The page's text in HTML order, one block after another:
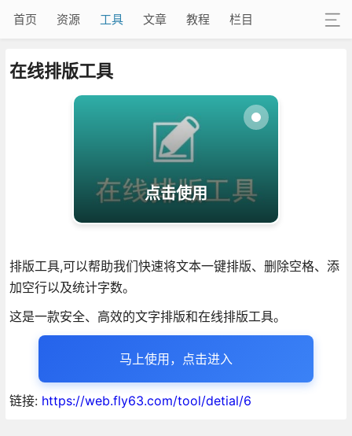
首页 资源 工具 文章 教程 栏目
在线排版工具
点击使用
排版工具,可以帮助我们快速将文本一键排版、删除空格、添
加空行以及统计字数。
这是一款安全、高效的文字排版和在线排版工具。
马上使用，点击进入
链接: https://web.fly63.com/tool/detial/6